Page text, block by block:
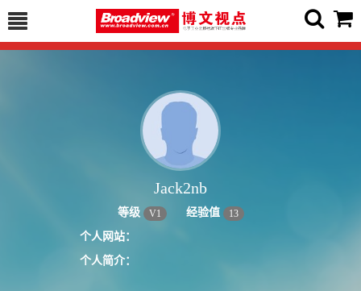
Jack2nb
等级 V1 经验值 13
个人网站：
个人简介：